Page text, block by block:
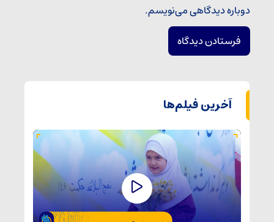
دوباره دیدگاهی می‌نویسم.
آخرین فیلم‌ها